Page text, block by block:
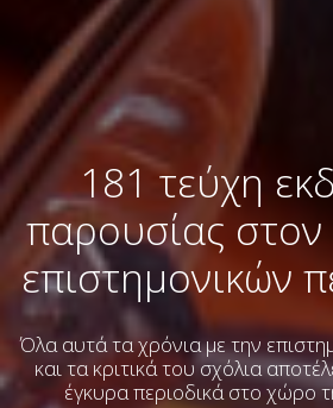
181 τεύχη
παρουσίας
επιστημονικών
Όλα αυτά τα χρόνια με την
και τα κριτικά του σχόλια
έγκυρα περιοδικά στο χώρο